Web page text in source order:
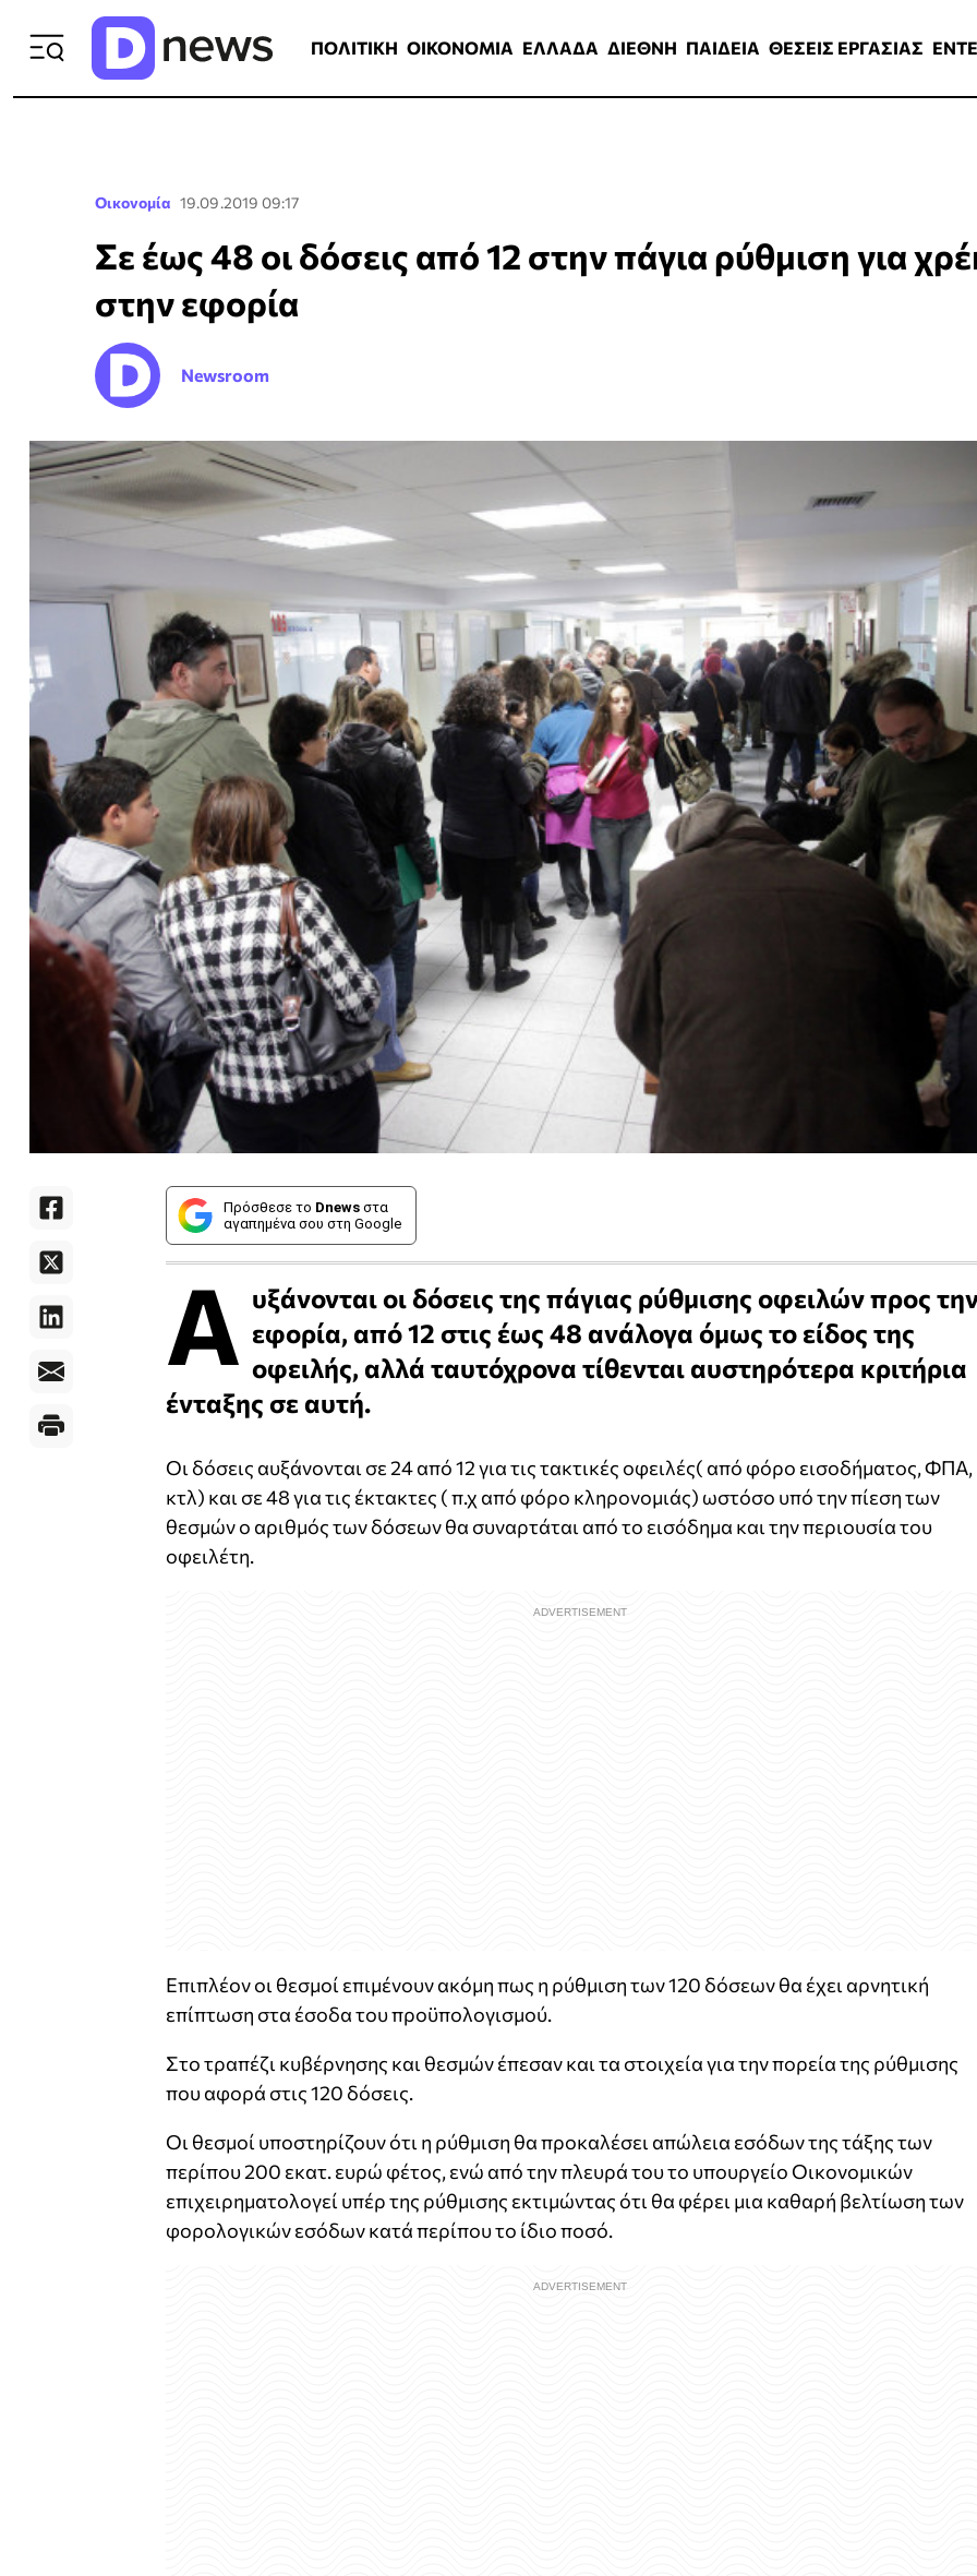
ΠΟΛΙΤΙΚΗ ΟΙΚΟΝΟΜΙΑ ΕΛΛΑΔΑ ΔΙΕΘΝΗ ΠΑΙΔΕΙΑ ΘΕΣΕΙΣ ΕΡΓΑΣΙΑΣ
Οικονομία 19.09.2019 09:17
Σε έως 48 οι δόσεις από 12 στην πάγια ρύθμιση για
στην εφορία
Newsroom
Πρόσθεσε το Dnews στα
αγαπημένα σου στη Google
Α υξάνονται οι δόσεις της πάγιας ρύθμισης οφειλών προς
εφορία, από 12 στις έως 48 ανάλογα όμως το είδος της
οφειλής, αλλά ταυτόχρονα τίθενται αυστηρότερα κριτήρια
ένταξης σε αυτή.
Οι δόσεις αυξάνονται σε 24 από 12 για τις τακτικές οφειλές( από φόρο εισοδήματος, ΦΠΑ,
κτλ) και σε 48 για τις έκτακτες ( π.χ από φόρο κληρονομιάς) ωστόσο υπό την πίεση των
θεσμών ο αριθμός των δόσεων θα συναρτάται από το εισόδημα και την περιουσία του
οφειλέτη.
Επιπλέον οι θεσμοί επιμένουν ακόμη πως η ρύθμιση των 120 δόσεων θα έχει αρνητική
επίπτωση στα έσοδα του προϋπολογισμού.
Στο τραπέζι κυβέρνησης και θεσμών έπεσαν και τα στοιχεία για την πορεία της ρύθμισης
που αφορά στις 120 δόσεις.
Οι θεσμοί υποστηρίζουν ότι η ρύθμιση θα προκαλέσει απώλεια εσόδων της τάξης των
περίπου 200 εκατ. ευρώ φέτος, ενώ από την πλευρά του το υπουργείο Οικονομικών
επιχειρηματολογεί υπέρ της ρύθμισης εκτιμώντας ότι θα φέρει μια καθαρή βελτίωση των
φορολογικών εσόδων κατά περίπου το ίδιο ποσό.